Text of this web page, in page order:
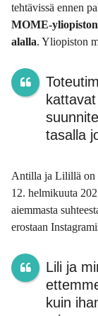
tehtävissä ennen
MOME-
alalla. Yliopiston
tasalla
Antilla ja Lilillä on
12. helmikuuta
aiemmasta
erostaan
Lili ja
kuin